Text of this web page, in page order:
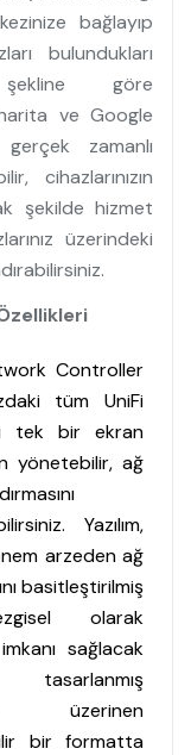
bağlayıp
bulundukları
göre
ve Google
zamanlı
cihazlarınızın
şekilde hizmet
üzerindeki
Controller
tüm UniFi
tek bir ekran
yönetebilir, ağ
Yazılım,
arzeden ağ
basitleştirilmiş
olarak
sağlacak
tasarlanmış
üzerinen
bir formatta